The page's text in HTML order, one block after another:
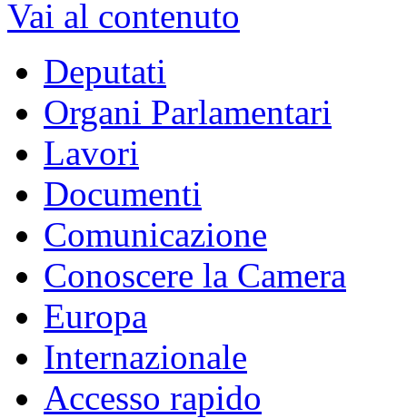
Vai al contenuto
Deputati
Organi Parlamentari
Lavori
Documenti
Comunicazione
Conoscere la Camera
Europa
Internazionale
Accesso rapido